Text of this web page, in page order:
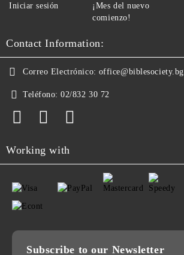
Iniciar sesión
¡Mes del nuevo
comienzo!
Contact Information:
Correo Electrónico: office@biblesociety.bg
Teléfono: 02/832 30 72
Working with
Subscribe to our Newsletter